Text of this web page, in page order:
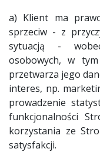
a) Klient ma
sprzeciw - z
sytuacją -
osobowych, w
przetwarza jego
interes, np.
prowadzenie
funkcjonalności
korzystania ze
satysfakcji.